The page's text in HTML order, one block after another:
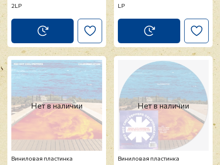
2LP LP
Нет в наличии
Виниловая пластинка
Нет в наличии
Виниловая пластинка